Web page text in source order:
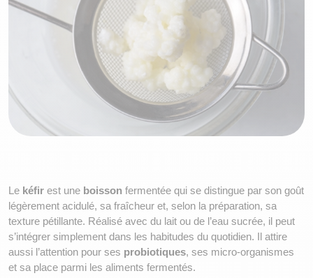
Le kéfir est une boisson fermentée qui se distingue par son goût
légèrement acidulé, sa fraîcheur et, selon la préparation, sa
texture pétillante. Réalisé avec du lait ou de l’eau sucrée, il peut
s’intégrer simplement dans les habitudes du quotidien. Il attire
aussi l’attention pour ses probiotiques, ses micro-organismes
et sa place parmi les aliments fermentés.